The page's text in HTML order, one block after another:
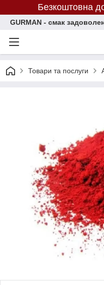
Безкоштовна
GURMAN - смак
Товари та послуги